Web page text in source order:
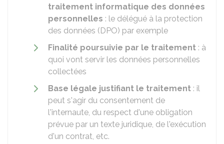
traitement informatique des données
personnelles : le délégué à la protection
des données (DPO) par exemple
Finalité poursuivie par le traitement : à
quoi vont servir les données personnelles
collectées
Base légale justifiant le traitement : il
peut s'agir du consentement de
l'internaute, du respect d'une obligation
prévue par un texte juridique, de l'exécution
d'un contrat, etc.